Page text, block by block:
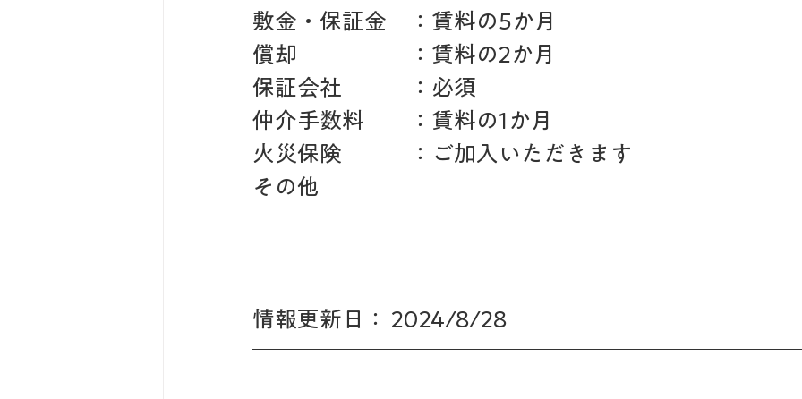
敷金・保証金　：賃料の5か月
償却　　　　　：賃料の2か月
保証会社　　　：必須
仲介手数料　　：賃料の1か月
火災保険　　　：ご加入いただきます
その他
情報更新日： 2024/8/28